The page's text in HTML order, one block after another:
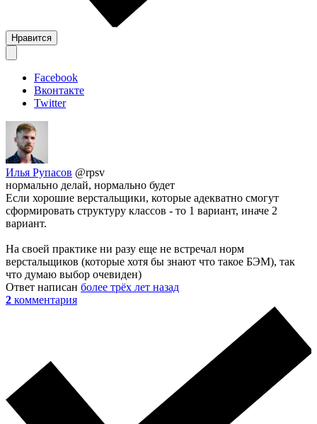
Нравится
Facebook
Вконтакте
Twitter
Илья Рупасов @rpsv
нормально делай, нормально будет
Если хорошие верстальщики, которые адекватно смогут
сформировать структуру классов - то 1 вариант, иначе 2
вариант.
На своей практике ни разу еще не встречал норм
верстальщиков (которые хотя бы знают что такое БЭМ), так
что думаю выбор очевиден)
Ответ написан более трёх лет назад
2 комментария